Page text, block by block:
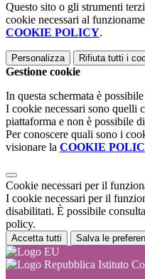
Questo sito o gli strumenti
cookie necessari al
COOKIE POLICY.
Personalizza Rifiuta tutti i
Gestione cookie
In questa schermata è
I cookie necessari sono quelli
piattaforma e non è possibile
Per conoscere quali sono i
visionare la COOKIE
Cookie necessari per il
I cookie necessari per il
disabilitati. È possibile
policy.
Accetta tutti Salva le
Istituto